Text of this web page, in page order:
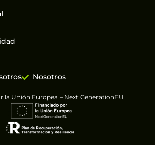
Nosotros
la Unión Europea – Next GenerationEU